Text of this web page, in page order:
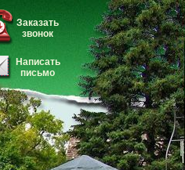
Заказать
звонок
Написать
письмо